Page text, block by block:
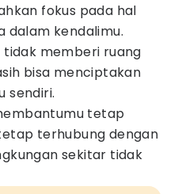
fokus pada hal
kendalimu.
tidak memberi ruang
bisa menciptakan
sendiri.
tetap
terhubung dengan
sekitar tidak